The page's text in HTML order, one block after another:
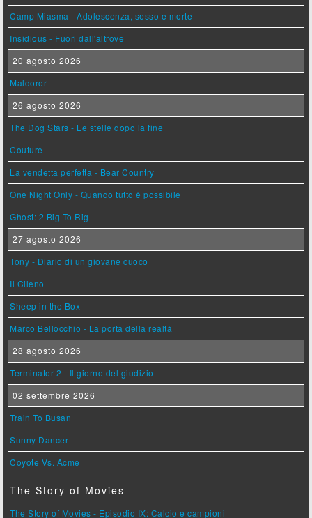
Camp Miasma - Adolescenza, sesso e morte
Insidious - Fuori dall'altrove
20 agosto 2026
Maldoror
26 agosto 2026
The Dog Stars - Le stelle dopo la fine
Couture
La vendetta perfetta - Bear Country
One Night Only - Quando tutto è possibile
Ghost: 2 Big To Rig
27 agosto 2026
Tony - Diario di un giovane cuoco
Il Cileno
Sheep in the Box
Marco Bellocchio - La porta della realtà
28 agosto 2026
Terminator 2 - Il giorno del giudizio
02 settembre 2026
Train To Busan
Sunny Dancer
Coyote Vs. Acme
The Story of Movies
The Story of Movies - Episodio IX: Calcio e campioni